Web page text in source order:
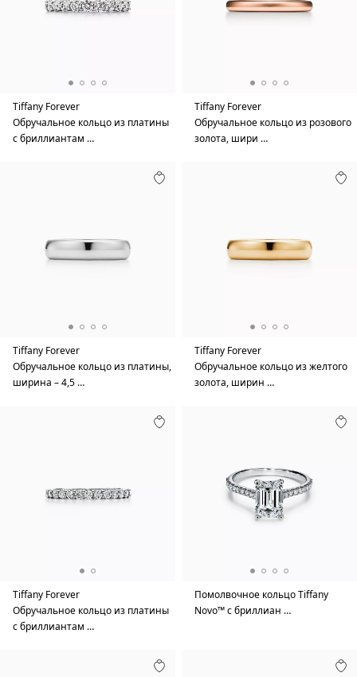
Tiffany Forever
Обручальное кольцо из платины
с бриллиантам …
Tiffany Forever
Обручальное кольцо из розового
золота, шири …
Tiffany Forever
Обручальное кольцо из платины,
ширина – 4,5 …
Tiffany Forever
Обручальное кольцо из желтого
золота, ширин …
Tiffany Forever
Обручальное кольцо из платины
с бриллиантам …
Помолвочное кольцо Tiffany
Novo™ с бриллиан …